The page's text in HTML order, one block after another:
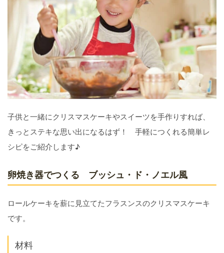
子供と一緒にクリスマスケーキやスイーツを手作りすれば、
きっとステキな思い出になるはず！ 手軽につくれる簡単レ
シピをご紹介します♪
卵焼き器でつくる ブッシュ・ド・ノエル風
ロールケーキを薪に見立てたフラスンスのクリスマスケーキ
です。
材料